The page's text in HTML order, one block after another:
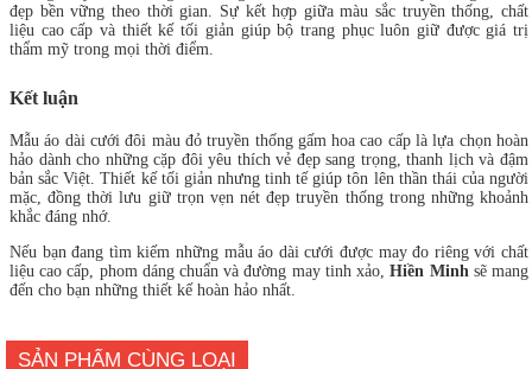
đẹp bền vững theo thời gian. Sự kết hợp giữa màu sắc truyền thống, chất
liệu cao cấp và thiết kế tối giản giúp bộ trang phục luôn giữ được giá trị
thẩm mỹ trong mọi thời điểm.
Kết luận
Mẫu áo dài cưới đôi màu đỏ truyền thống gấm hoa cao cấp là lựa chọn hoàn
hảo dành cho những cặp đôi yêu thích vẻ đẹp sang trọng, thanh lịch và đậm
bản sắc Việt. Thiết kế tối giản nhưng tinh tế giúp tôn lên thần thái của người
mặc, đồng thời lưu giữ trọn vẹn nét đẹp truyền thống trong những khoảnh
khắc đáng nhớ.
Nếu bạn đang tìm kiếm những mẫu áo dài cưới được may đo riêng với chất
liệu cao cấp, phom dáng chuẩn và đường may tinh xảo,Hiền Minh sẽ mang
đến cho bạn những thiết kế hoàn hảo nhất.
SẢN PHẨM CÙNG LOẠI